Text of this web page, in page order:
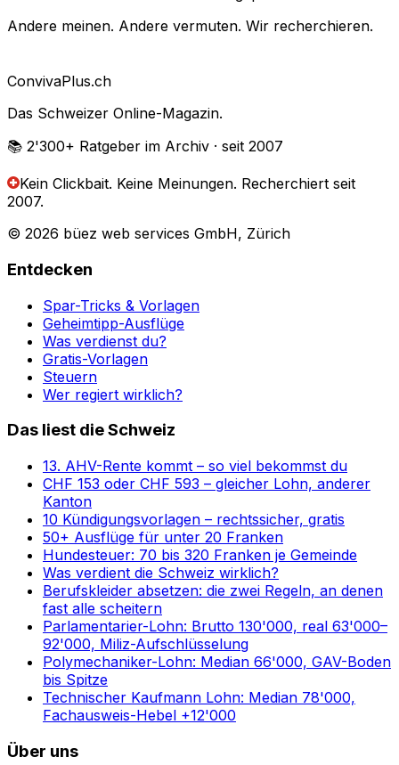
Andere meinen. Andere vermuten. Wir recherchieren.
ConvivaPlus.ch
Das Schweizer Online-Magazin.
📚 2'300+ Ratgeber im Archiv · seit 2007
Kein Clickbait. Keine Meinungen. Recherchiert seit
2007.
© 2026 büez web services GmbH, Zürich
Entdecken
Spar-Tricks & Vorlagen
Geheimtipp-Ausflüge
Was verdienst du?
Gratis-Vorlagen
Steuern
Wer regiert wirklich?
Das liest die Schweiz
13. AHV-Rente kommt – so viel bekommst du
CHF 153 oder CHF 593 – gleicher Lohn, anderer
Kanton
10 Kündigungsvorlagen – rechtssicher, gratis
50+ Ausflüge für unter 20 Franken
Hundesteuer: 70 bis 320 Franken je Gemeinde
Was verdient die Schweiz wirklich?
Berufskleider absetzen: die zwei Regeln, an denen
fast alle scheitern
Parlamentarier-Lohn: Brutto 130'000, real 63'000–
92'000, Miliz-Aufschlüsselung
Polymechaniker-Lohn: Median 66'000, GAV-Boden
bis Spitze
Technischer Kaufmann Lohn: Median 78'000,
Fachausweis-Hebel +12'000
Über uns